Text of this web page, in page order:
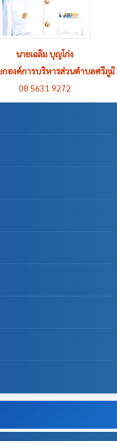
นายเฉลิม บุญโก่ง
กองค์การบริหารส่วนตำบลศรีภูมิ
08 5631 9272